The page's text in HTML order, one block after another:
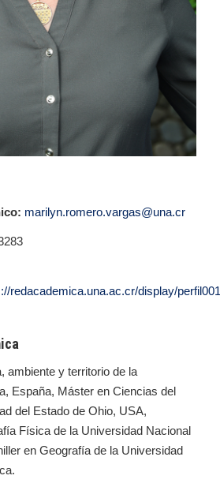
marilyn.romero.vargas@una.cr
redacademica.una.ac.cr/display/
ambiente y territorio de la
España, Máster en Ciencias del
del Estado de Ohio, USA,
Física de la Universidad Nacional
en Geografía de la Universidad